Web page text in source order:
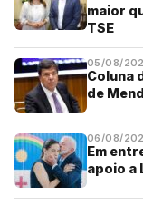
maior
TSE
05/08/
Coluna
de
06/08/
Em
apoio a